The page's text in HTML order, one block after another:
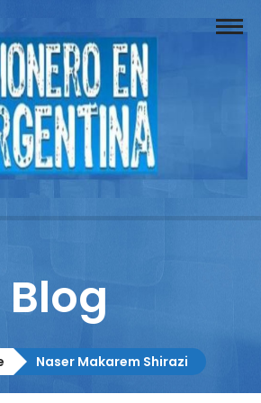
Blog
Naser Makarem Shirazi